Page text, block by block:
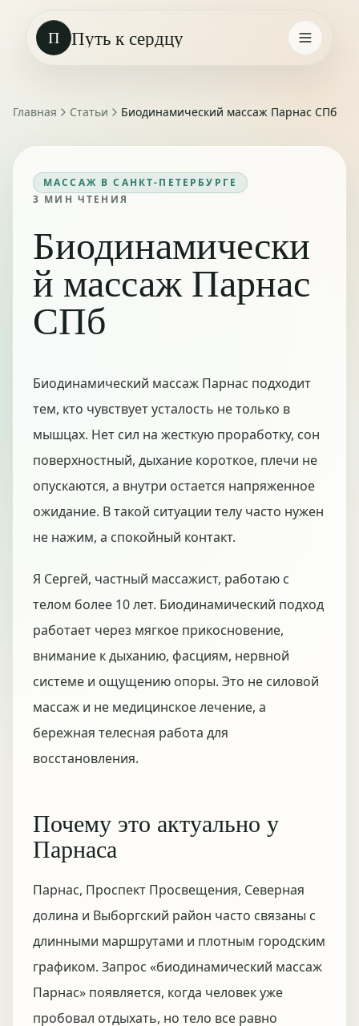
П Путь к сердцу
Главная Статьи Биодинамический массаж Парнас СПб
МАССАЖ В САНКТ-ПЕТЕРБУРГЕ
3 МИН ЧТЕНИЯ
Биодинамически
й массаж Парнас
СПб
Биодинамический массаж Парнас подходит
тем, кто чувствует усталость не только в
мышцах. Нет сил на жесткую проработку, сон
поверхностный, дыхание короткое, плечи не
опускаются, а внутри остается напряженное
ожидание. В такой ситуации телу часто нужен
не нажим, а спокойный контакт.
Я Сергей, частный массажист, работаю с
телом более 10 лет. Биодинамический подход
работает через мягкое прикосновение,
внимание к дыханию, фасциям, нервной
системе и ощущению опоры. Это не силовой
массаж и не медицинское лечение, а
бережная телесная работа для
восстановления.
Почему это актуально у
Парнаса
Парнас, Проспект Просвещения, Северная
долина и Выборгский район часто связаны с
длинными маршрутами и плотным городским
графиком. Запрос «биодинамический массаж
Парнас» появляется, когда человек уже
пробовал отдыхать, но тело все равно